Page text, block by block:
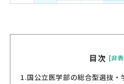
目次 [非
1.国公立医学部の総合型選抜・